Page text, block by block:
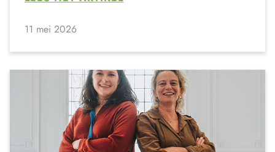
11 mei 2026